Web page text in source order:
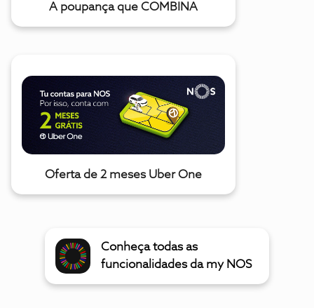
A poupança que COMBINA
Oferta de 2 meses Uber One
Conheça todas as
funcionalidades da my NOS